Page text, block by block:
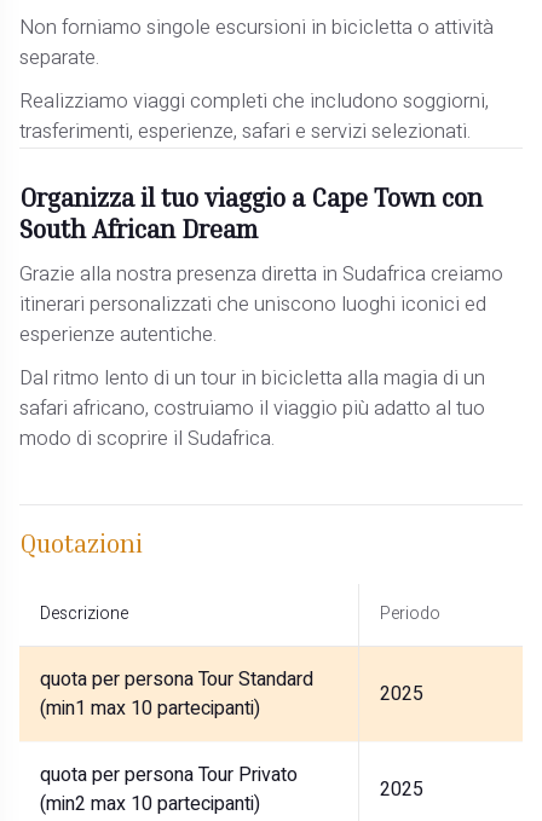
Non forniamo singole escursioni in bicicletta o attività
separate.
Realizziamo viaggi completi che includono soggiorni,
trasferimenti, esperienze, safari e servizi selezionati.
Organizza il tuo viaggio a Cape Town con
South African Dream
Grazie alla nostra presenza diretta in Sudafrica creiamo
itinerari personalizzati che uniscono luoghi iconici ed
esperienze autentiche.
Dal ritmo lento di un tour in bicicletta alla magia di un
safari africano, costruiamo il viaggio più adatto al tuo
modo di scoprire il Sudafrica.
Quotazioni
Descrizione Periodo
quota per persona Tour Standard
(min1 max 10 partecipanti)
2025
quota per persona Tour Privato
(min2 max 10 partecipanti)
2025